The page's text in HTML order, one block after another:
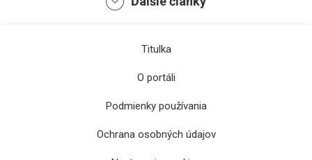
Počet respiračných ochorení stúpa, DPMK
Titulka
O portáli
Podmienky používania
Ochrana osobných údajov